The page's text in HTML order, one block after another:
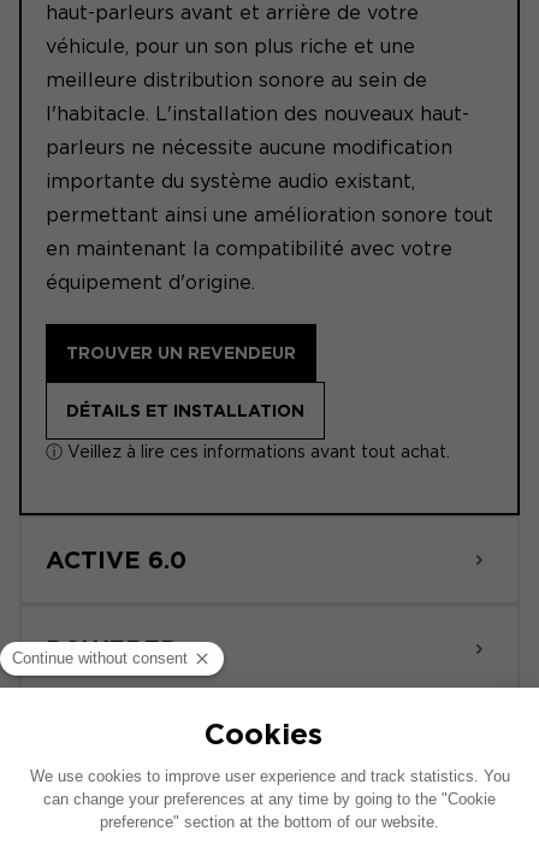
haut-parleurs avant et arrière de votre
véhicule, pour un son plus riche et une
meilleure distribution sonore au sein de
l'habitacle. L'installation des nouveaux haut-
parleurs ne nécessite aucune modification
importante du système audio existant,
permettant ainsi une amélioration sonore tout
en maintenant la compatibilité avec votre
équipement d'origine.
TROUVER UN REVENDEUR
DÉTAILS ET INSTALLATION
ⓘ Veillez à lire ces informations avant tout achat.
ACTIVE 6.0
POWERED
Ce schéma d’installation est réalisé sur la base
d’un véhicule comprenant un système audio
constructeur d’origine. Si votre véhicule est
équipé d'une option hi-fi spécifique, le